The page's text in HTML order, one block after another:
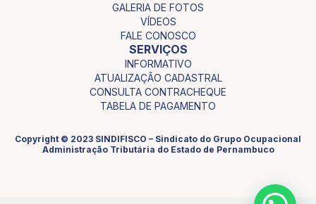
GALERIA DE FOTOS
VÍDEOS
FALE CONOSCO
SERVIÇOS
INFORMATIVO
ATUALIZAÇÃO CADASTRAL
CONSULTA CONTRACHEQUE
TABELA DE PAGAMENTO
Copyright © 2023 SINDIFISCO – Sindicato do Grupo Ocupacional
Administração Tributária do Estado de Pernambuco